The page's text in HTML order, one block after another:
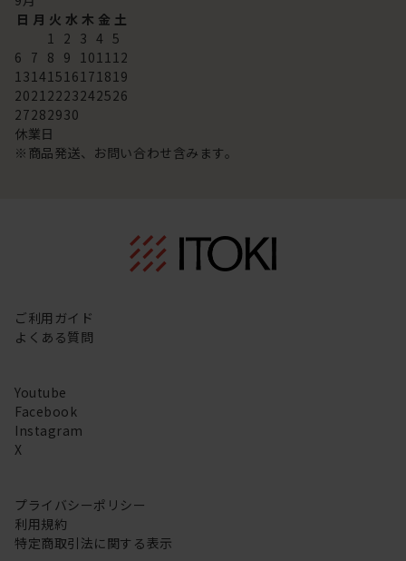
日 月 火 水 木 金 土
1 2 3 4 5
6 7 8 9 101112
13141516171819
20212223242526
27282930
休業日
※商品発送、お問い合わせ含みます。
ご利用ガイド
よくある質問
Youtube
Facebook
Instagram
X
プライバシーポリシー
利用規約
特定商取引法に関する表示